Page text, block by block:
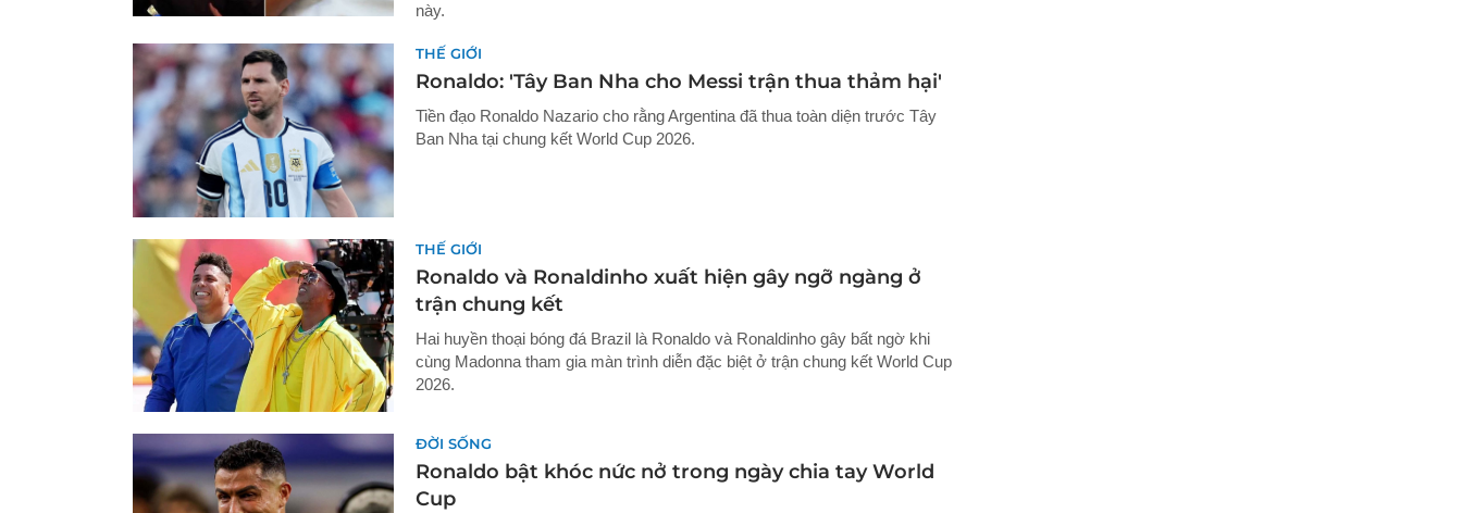
này.
THẾ GIỚI
Ronaldo: 'Tây Ban Nha cho Messi trận thua thảm hại'
Tiền đạo Ronaldo Nazario cho rằng Argentina đã thua toàn diện trước Tây
Ban Nha tại chung kết World Cup 2026.
THẾ GIỚI
Ronaldo và Ronaldinho xuất hiện gây ngỡ ngàng ở
trận chung kết
Hai huyền thoại bóng đá Brazil là Ronaldo và Ronaldinho gây bất ngờ khi
cùng Madonna tham gia màn trình diễn đặc biệt ở trận chung kết World Cup
2026.
ĐỜI SỐNG
Ronaldo bật khóc nức nở trong ngày chia tay World
Cup